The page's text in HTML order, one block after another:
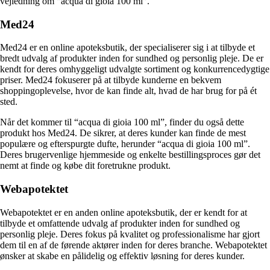
Med24
Med24 er en online apoteksbutik, der specialiserer sig i at tilbyde et
bredt udvalg af produkter inden for sundhed og personlig pleje. De er
kendt for deres omhyggeligt udvalgte sortiment og konkurrencedygtige
priser. Med24 fokuserer på at tilbyde kunderne en bekvem
shoppingoplevelse, hvor de kan finde alt, hvad de har brug for på ét
sted.
Når det kommer til “acqua di gioia 100 ml”, finder du også dette
produkt hos Med24. De sikrer, at deres kunder kan finde de mest
populære og efterspurgte dufte, herunder “acqua di gioia 100 ml”.
Deres brugervenlige hjemmeside og enkelte bestillingsproces gør det
nemt at finde og købe dit foretrukne produkt.
Webapotektet
Webapotektet er en anden online apoteksbutik, der er kendt for at
tilbyde et omfattende udvalg af produkter inden for sundhed og
personlig pleje. Deres fokus på kvalitet og professionalisme har gjort
dem til en af de førende aktører inden for deres branche. Webapotektet
ønsker at skabe en pålidelig og effektiv løsning for deres kunder.